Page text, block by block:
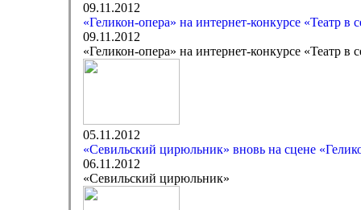
09.11.2012
«Геликон-опера» на интернет-конкурсе «Театр в
09.11.2012
«Геликон-опера» на интернет-конкурсе «Театр в
05.11.2012
«Севильский цирюльник» вновь на сцене
06.11.2012
«Севильский цирюльник»